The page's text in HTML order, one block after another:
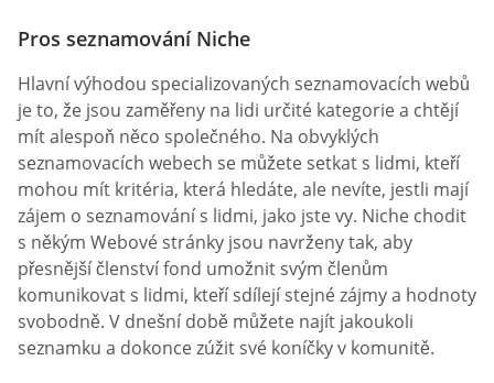
Pros seznamování Niche
Hlavní výhodou specializovaných seznamovacích webů
je to, že jsou zaměřeny na lidi určité kategorie a chtějí
mít alespoň něco společného. Na obvyklých
seznamovacích webech se můžete setkat s lidmi, kteří
mohou mít kritéria, která hledáte, ale nevíte, jestli mají
zájem o seznamování s lidmi, jako jste vy. Niche chodit
s někým Webové stránky jsou navrženy tak, aby
přesnější členství fond umožnit svým členům
komunikovat s lidmi, kteří sdílejí stejné zájmy a hodnoty
svobodně. V dnešní době můžete najít jakoukoli
seznamku a dokonce zúžit své koníčky v komunitě.